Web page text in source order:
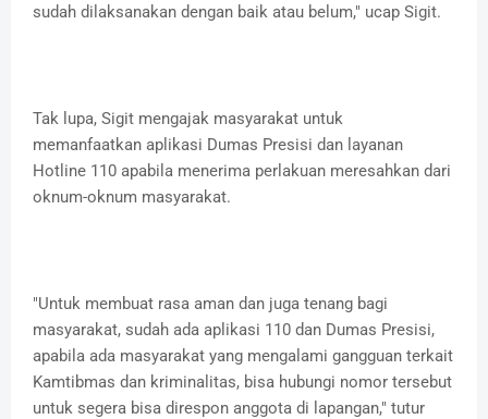
sudah dilaksanakan dengan baik atau belum," ucap Sigit.
Tak lupa, Sigit mengajak masyarakat untuk
memanfaatkan aplikasi Dumas Presisi dan layanan
Hotline 110 apabila menerima perlakuan meresahkan dari
oknum-oknum masyarakat.
"Untuk membuat rasa aman dan juga tenang bagi
masyarakat, sudah ada aplikasi 110 dan Dumas Presisi,
apabila ada masyarakat yang mengalami gangguan terkait
Kamtibmas dan kriminalitas, bisa hubungi nomor tersebut
untuk segera bisa direspon anggota di lapangan," tutur